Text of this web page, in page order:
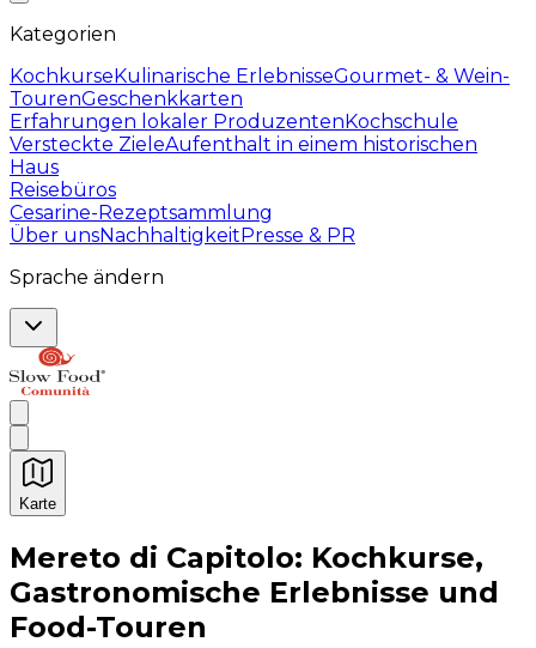
Kategorien
KochkurseKulinarische ErlebnisseGourmet- & Wein-
TourenGeschenkkarten
Erfahrungen lokaler ProduzentenKochschule
Versteckte ZieleAufenthalt in einem historischen
Haus
Reisebüros
Cesarine-Rezeptsammlung
Über unsNachhaltigkeitPresse & PR
Sprache ändern
Karte
Unvergessliche kulinarische Erlebnisse:
Mereto di Capitolo: Kochkurse,
Gastronomische Erlebnisse und
Food-Touren